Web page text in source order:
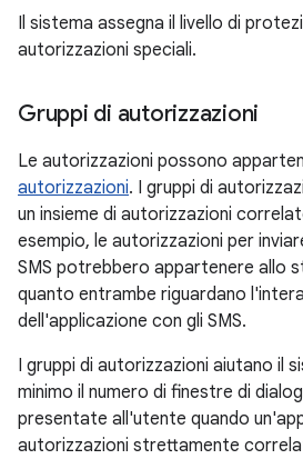
Il sistema assegna il livello di
autorizzazioni speciali.
Gruppi di autorizzazioni
Le autorizzazioni possono
autorizzazioni. I gruppi di
un insieme di autorizzazioni
esempio, le autorizzazioni per
SMS potrebbero appartenere allo
quanto entrambe riguardano
dell'applicazione con gli SMS.
I gruppi di autorizzazioni aiutano il
minimo il numero di finestre di
presentate all'utente quando
autorizzazioni strettamente